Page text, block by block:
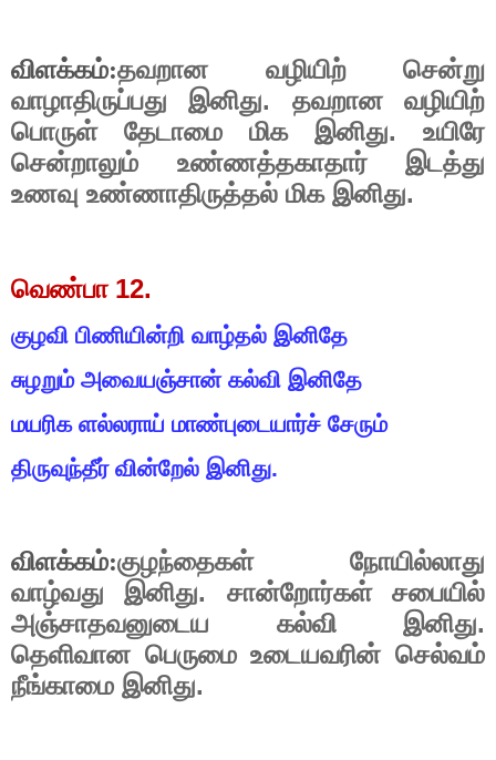
விளக்கம்:தவறான வழியிற்
சென்று
வாழாதிருப்பது
இனிது. தவறான
வழியிற்
பொருள்
தேடாமை மிக இனிது. உயிரே
சென்றாலும்
உண்ணத்தகாதார்
இடத்து
உணவு உண்ணாதிருத்தல் மிக இனிது.
வெண்பா 12.
குழவி பிணியின்றி வாழ்தல் இனிதே
சுழறும் அவையஞ்சான் கல்வி இனிதே
மயரிக ளல்லராய் மாண்புடையார்ச் சேரும்
திருவுந்தீர் வின்றேல் இனிது.
விளக்கம்:குழந்தைகள்
நோயில்லாது
வாழ்வது
இனிது. சான்றோர்கள்
சபையில்
அஞ்சாதவனுடைய
கல்வி இனிது.
தெளிவான பெருமை உடையவரின் செல்வம்
நீங்காமை இனிது.